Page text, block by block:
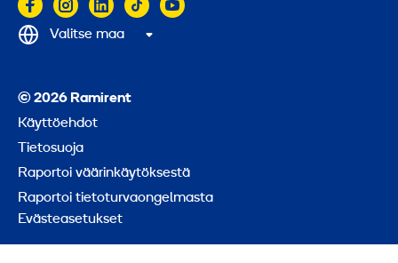
© 2026 Ramirent
Käyttöehdot
Tietosuoja
Raportoi väärinkäytöksestä
Raportoi tietoturvaongelmasta
Evästeasetukset
Valitse maa